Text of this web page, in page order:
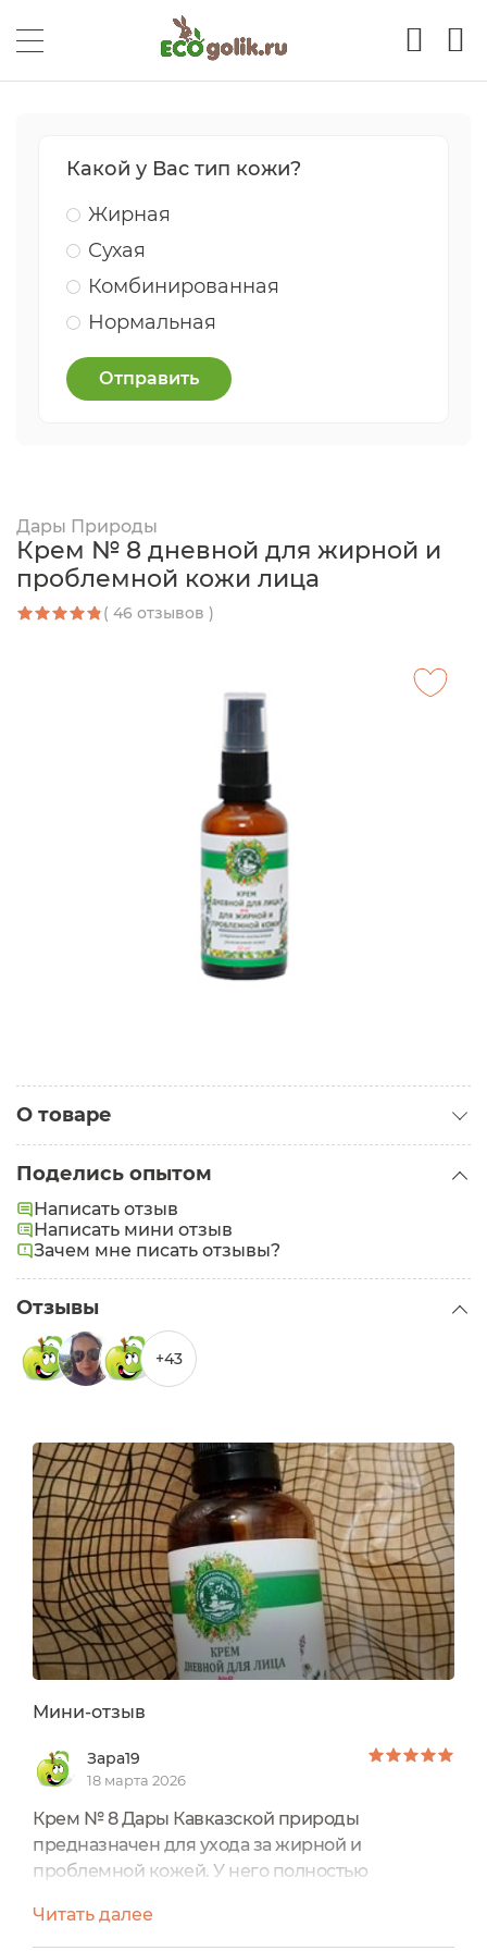
Какой у Вас тип кожи?
Жирная
Сухая
Комбинированная
Нормальная
Отправить
Дары Природы
Крем № 8 дневной для жирной и
проблемной кожи лица
( 46 отзывов )
О товаре
Тип кожи:
Жирная,Проблемная
Поделись опытом
Написать отзыв
Написать мини отзыв
Зачем мне писать отзывы?
Отзывы
+43
Мини-отзыв
Зара19
18 марта 2026
Крем № 8 Дары Кавказской природы
предназначен для ухода за жирной и
проблемной кожей. У него полностью
проблемы, возникающие с жирной кожей –
Читать далее